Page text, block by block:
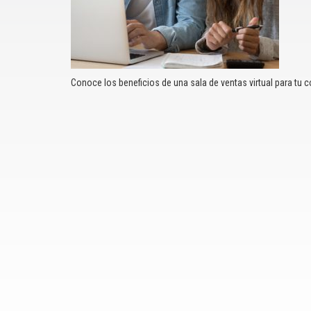
Conoce los beneficios de una sala de ventas virtual para tu